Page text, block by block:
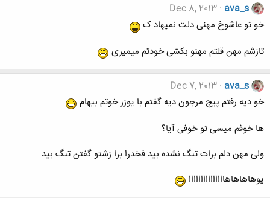
ava_s
Dec 8, 2013
خو تو عاشوخ مهنی دلت نمیهاد ک
تازشم مهن قلتم مهنو بکشی خودتم میمیری
ava_s
Dec 7, 2013
خو دیه رفتم پیج مرجون دیه گفتم با یوزر خوتم بیهام
ها خوفم میسی تو خوفی آیا؟
ولی مهن دلم برات تنگ نشده بید فخدرا برا زشتو گفتن تنگ بید
یوهاهاهاهااااااااااااااا